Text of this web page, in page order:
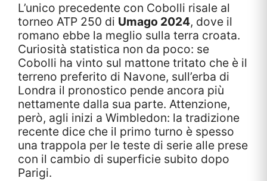
L’unico precedente con Cobolli risale al
torneo ATP 250 di Umago 2024, dove il
romano ebbe la meglio sulla terra croata.
Curiosità statistica non da poco: se
Cobolli ha vinto sul mattone tritato che è il
terreno preferito di Navone, sull’erba di
Londra il pronostico pende ancora più
nettamente dalla sua parte. Attenzione,
però, agli inizi a Wimbledon: la tradizione
recente dice che il primo turno è spesso
una trappola per le teste di serie alle prese
con il cambio di superficie subito dopo
Parigi.